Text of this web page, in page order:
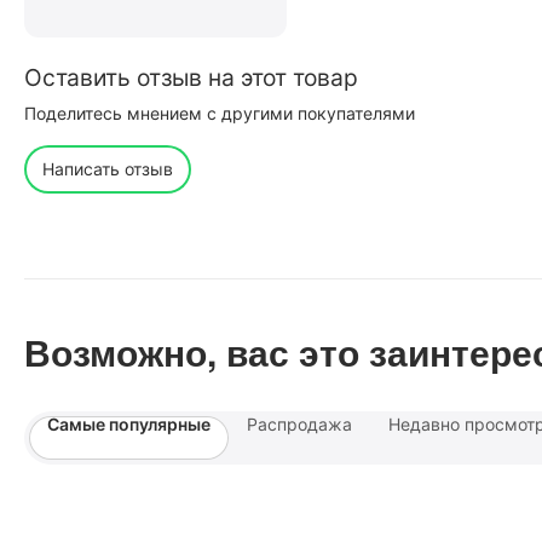
Оставить отзыв на этот товар
Поделитесь мнением с другими покупателями
Написать отзыв
Возможно, вас это
Самые популярные Распродажа Недавно